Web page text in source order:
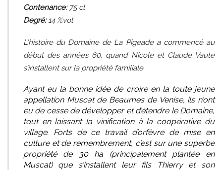
Contenance:75cl
Degré:14 %vol
L’histoire du Domaine de La Pigeade a commencé au
début des années 60, quand Nicole et Claude Vaute
s’installent sur la propriété familiale.
Ayant eu la bonne idée de croire en la toute jeune
appellation Muscat de Beaumes de Venise, ils n’ont
eu de cesse de développer et d’étendre le Domaine,
tout en laissant la vinification à la coopérative du
village. Forts de ce travail d’orfèvre de mise en
culture et de remembrement, c’est sur une superbe
propriété de 30 ha (principalement plantée en
Muscat) que s’installent leur fils Thierry et son